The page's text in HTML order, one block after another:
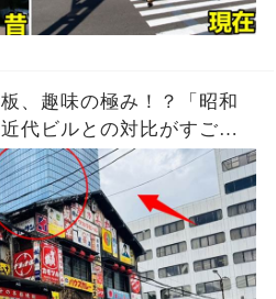
、趣味の極み！？「昭和
代ビルとの対比がすご